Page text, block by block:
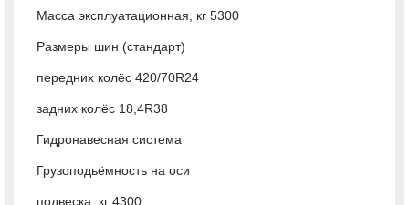
Масса эксплуатационная, кг 5300
Размеры шин (стандарт)
передних колёс 420/70R24
задних колёс 18,4R38
Гидронавесная система
Грузоподьёмность на оси
подвеска, кг 4300